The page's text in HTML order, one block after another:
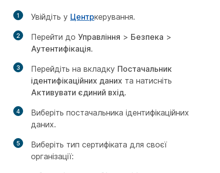
1 Увійдіть у Центркерування.
2 Перейти до Управління > Безпека >
Аутентифікація.
3 Перейдіть на вкладку Постачальник
ідентифікаційних даних та натисніть
Активувати єдиний вхід.
4
Виберіть постачальника ідентифікаційних
даних.
5
Виберіть тип сертифіката для своєї
організації: